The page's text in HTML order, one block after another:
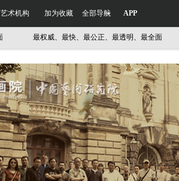
艺术机构 加为收藏 全部导航 APP
最权威、最快、最公正、最透明、最全面